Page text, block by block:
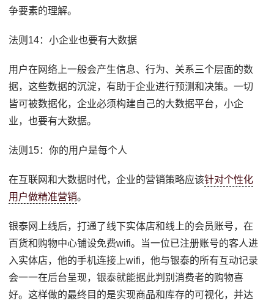
争要素的理解。
法则14：小企业也要有大数据
用户在网络上一般会产生信息、行为、关系三个层面的数
据，这些数据的沉淀，有助于企业进行预测和决策。一切
皆可被数据化，企业必须构建自己的大数据平台，小企
业，也要有大数据。
法则15：你的用户是每个人
在互联网和大数据时代，企业的营销策略应该针对个性化
用户做精准营销。
银泰网上线后，打通了线下实体店和线上的会员账号，在
百货和购物中心铺设免费wifi。当一位已注册账号的客人进
入实体店，他的手机连接上wifi，他与银泰的所有互动记录
会一一在后台呈现，银泰就能据此判别消费者的购物喜
好。这样做的最终目的是实现商品和库存的可视化，并达